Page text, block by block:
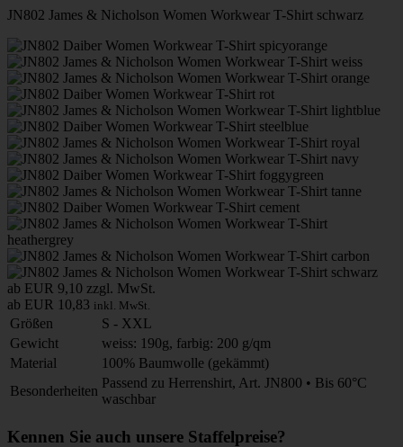
JN802 James & Nicholson Women Workwear T-Shirt schwarz
ab EUR 9,10 zzgl. MwSt.
ab EUR 10,83 inkl. MwSt.
Größen
S - XXL
Gewicht
weiss: 190g, farbig: 200 g/qm
Material
100% Baumwolle (gekämmt)
Besonderheiten
Passend zu Herrenshirt, Art. JN800 • Bis 60°C
waschbar
Kennen Sie auch unsere Staffelpreise?